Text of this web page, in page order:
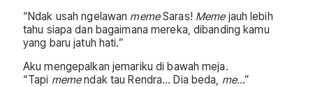
“Ndak usah ngelawan memeSaras! Meme jauh lebih
tahu siapa dan bagaimana mereka, dibanding kamu
yang baru jatuh hati.”
Aku mengepalkan jemariku di bawah meja.
“Tapi memendak tau Rendra… Dia beda, me...”